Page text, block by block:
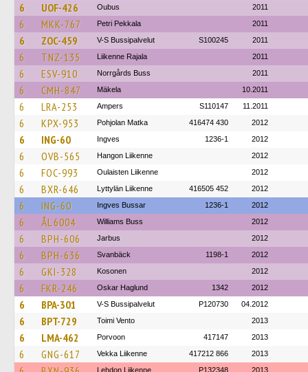
6 UOF-426 Oubus 2011
6 MKK-767 Petri Pekkala 2011
6 ZOC-459 V-S Bussipalvelut S100245 2011
6 TNZ-135 Liikenne Rajala 2011
6 ESV-910 Norrgårds Buss 2011
6 CMH-847 Mäkela 10.2011
6 LRA-253 Ampers S110147 11.2011
6 KPX-953 Pohjolan Matka 416474 430 2012
6 ING-60 Ingves 1236-1 2012
6 OVB-565 Hangon Liikenne 2012
6 FOC-993 Oulaisten Liikenne 2012
6 BXR-646 Lyttylän Liikenne 416505 452 2012
6 ING-60 Ingves Bussar 1236-1 2012
6 ÅL 6004 Williams Buss 2012
6 BPH-606 Jarbus 2012
6 BPH-636 Svanbäck 1198-1 2012
6 GKI-328 Kosonen 2012
6 FKR-246 Oskar Haglund 1342 2012
6 BPA-301 V-S Bussipalvelut P120730 04.2012
6 BPT-729 Toimi Vento 2013
6 LMA-462 Porvoon 417147 2013
6 GNG-617 Vekka Liikenne 417212 866 2013
Lehdon Liikenne P132348 2013